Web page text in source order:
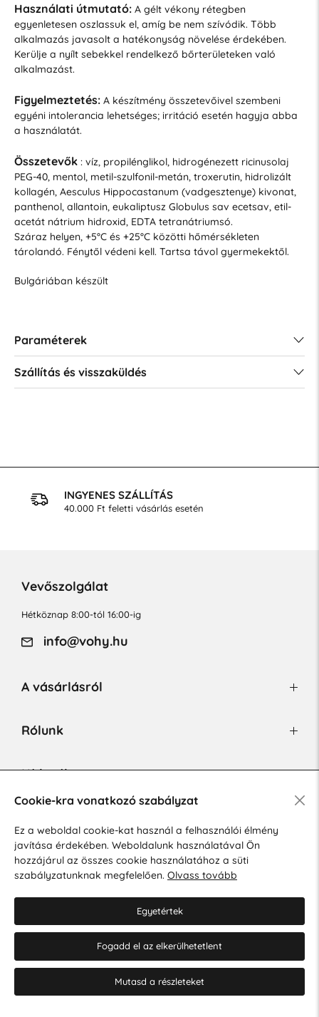
Használati útmutató:A gélt vékony rétegben
egyenletesen oszlassuk el, amíg be nem szívódik. Több
alkalmazás javasolt a hatékonyság növelése érdekében.
Kerülje a nyílt sebekkel rendelkező bőrterületeken való
alkalmazást.
Figyelmeztetés:A készítmény összetevőivel szembeni
egyéni intolerancia lehetséges; irritáció esetén hagyja abba
a használatát.
Összetevők: víz, propilénglikol, hidrogénezett ricinusolaj
PEG-40, mentol, metil-szulfonil-metán, troxerutin, hidrolizált
kollagén, Aesculus Hippocastanum (vadgesztenye) kivonat,
panthenol, allantoin, eukaliptusz Globulus sav ecetsav, etil-
acetát nátrium hidroxid, EDTA tetranátriumsó.
Száraz helyen, +5°C és +25°C közötti hőmérsékleten
tárolandó. Fénytől védeni kell. Tartsa távol gyermekektől.
Bulgáriában készült
Paraméterek
Szállítás és visszaküldés
INGYENES SZÁLLÍTÁS
40.000 Ft feletti vásárlás esetén
Vevőszolgálat
Hétköznap 8:00-tól 16:00-ig
info@vohy.hu
A vásárlásról
Rólunk
Hírlevél
Hozzájárulok a személyes adatok marketing célú kezeléséhez.
Személyes adatok védelmére vonatkozó szabályzat.
Cookie-beállítások szerkesztése
Cookie-kra vonatkozó szabályzat
Ez a weboldal cookie-kat használ a felhasználói élmény
javítása érdekében. Weboldalunk használatával Ön
hozzájárul az összes cookie használatához a süti
szabályzatunknak megfelelően. Olvass tovább
Egyetértek
Fogadd el az elkerülhetetlent
Mutasd a részleteket